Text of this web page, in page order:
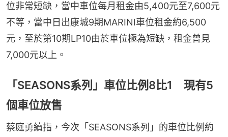
位非常短缺，當中車位每月租金由5,400元至7,600元
不等，當中日出康城9期MARINI車位租金約6,500
元，至於第10期LP10由於車位極為短缺，租金曾見
7,000元以上。
「SEASONS系列」車位比例8比1 現有5
個車位放售
蔡庭勇續指，今次「SEASONS系列」的車位比例約